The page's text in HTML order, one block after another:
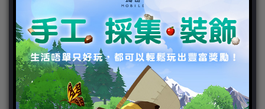
官方虛寶
家用遊戲
3DS
PC
PS VITA